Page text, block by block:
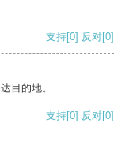
支持[0] 反对[0]
目的地。
支持[0] 反对[0]